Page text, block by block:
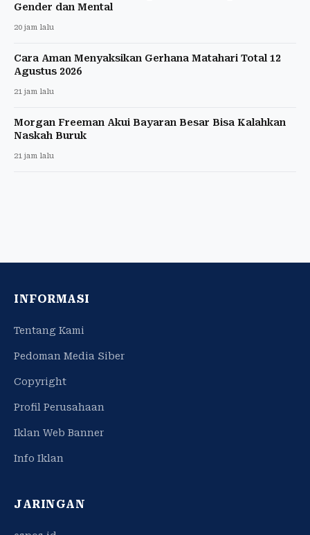
Gender dan Mental
20 jam lalu
Cara Aman Menyaksikan Gerhana Matahari Total 12
Agustus 2026
21 jam lalu
Morgan Freeman Akui Bayaran Besar Bisa Kalahkan
Naskah Buruk
21 jam lalu
INFORMASI
Tentang Kami
Pedoman Media Siber
Copyright
Profil Perusahaan
Iklan Web Banner
Info Iklan
JARINGAN